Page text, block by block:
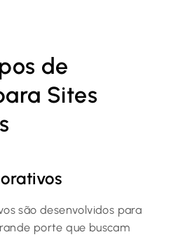
de
Sites
são desenvolvidos para
porte que buscam